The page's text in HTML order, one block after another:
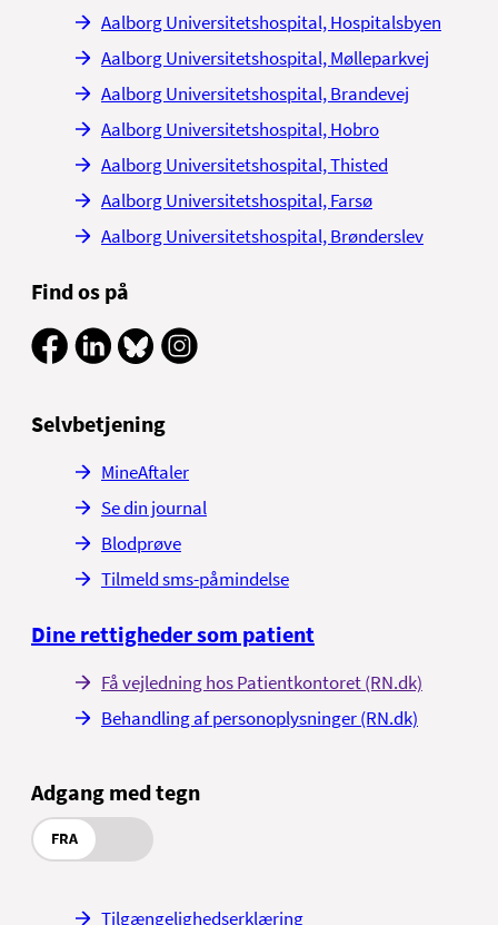
Aalborg Universitetshospital, Hospitalsbyen
Aalborg Universitetshospital, Mølleparkvej
Aalborg Universitetshospital, Brandevej
Aalborg Universitetshospital, Hobro
Aalborg Universitetshospital, Thisted
Aalborg Universitetshospital, Farsø
Aalborg Universitetshospital, Brønderslev
Find os på
Selvbetjening
MineAftaler
Se din journal
Blodprøve
Tilmeld sms-påmindelse
Dine rettigheder som patient
Få vejledning hos Patientkontoret (RN.dk)
Behandling af personoplysninger (RN.dk)
Adgang med tegn
FRA
Tilgængelighedserklæring